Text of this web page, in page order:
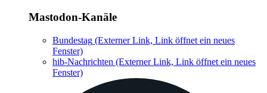
Mastodon-Kanäle
Bundestag (Externer Link, Link öffnet ein neues
Fenster)
hib-Nachrichten (Externer Link, Link öffnet ein neues
Fenster)